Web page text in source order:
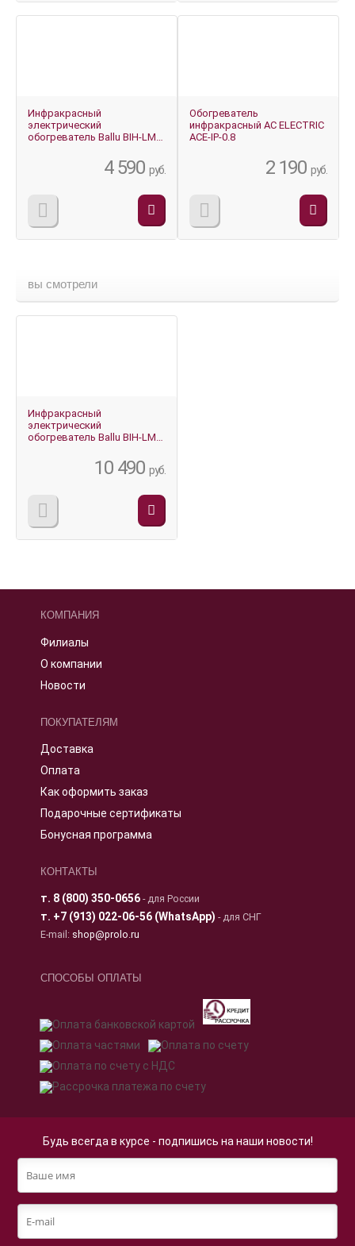
Инфракрасный
электрический
обогреватель Ballu BIH-LM-
4 590 руб.
Обогреватель
инфракрасный AC ELECTRIC
ACE-IP-0.8
2 190 руб.
вы смотрели
Инфракрасный
электрический
обогреватель Ballu BIH-LM-
10 490 руб.
КОМПАНИЯ
Филиалы
О компании
Новости
ПОКУПАТЕЛЯМ
Доставка
Оплата
Как оформить заказ
Подарочные сертификаты
Бонусная программа
КОНТАКТЫ
т. 8 (800) 350-0656- для России
т. +7 (913) 022-06-56 (WhatsApp) - для СНГ
E-mail: shop@prolo.ru
СПОСОБЫ ОПЛАТЫ
Будь всегда в курсе - подпишись на наши новости!